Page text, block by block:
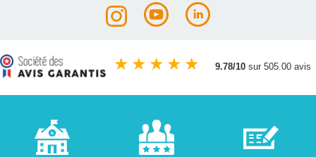
★ ★ ★ ★ ★ 9.78/10 sur 505.00 avis